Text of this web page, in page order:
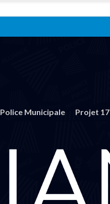
Police Municipale Projet 17